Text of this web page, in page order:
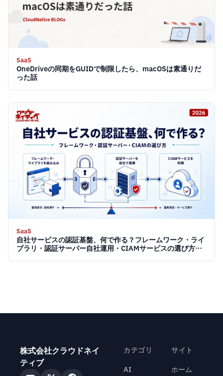
SaaS
OneDriveの同期をGUIDで制限したら、macOSは素通りだ
った話
SaaS
自社サービスの認証基盤、何で作る？フレームワーク・ライ
ブラリ・認証サーバー自社運用・CIAMサービスの選び方
株式会社クラウドネイ
ティブ
カテゴリ
AI
サイト
ホーム